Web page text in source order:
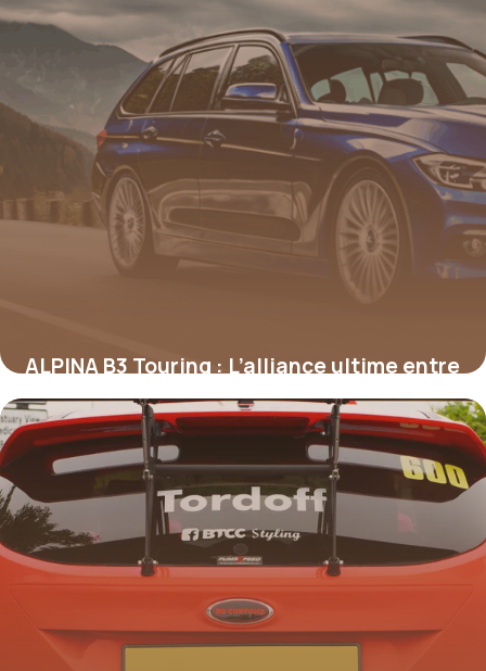
ALPINA B3 Touring : L’alliance ultime entre
performance et raffinement sur route
16 juin 2026